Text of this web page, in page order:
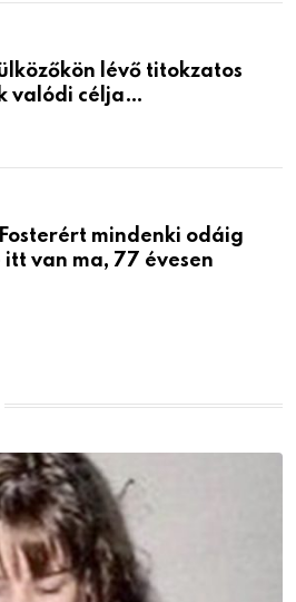
lévő titokzatos
valódi célja…
mindenki odáig
itt van ma, 77 évesen